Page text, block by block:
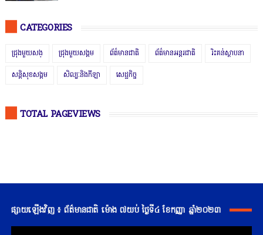
CATEGORIES
ជ្រុងមួយសង្ ជ្រុងមួយសង្គម ព័ត៌មានជាតិ ព័ត៌មានអន្តរជាតិ រិះគន់ស្ថាបនា
សន្តិសុខសង្គម សិល្បៈនិងកីឡា សេដ្ឋកិច្ច
TOTAL PAGEVIEWS
ផ្សាយឡើងវិញ ៖ ព័ត៌មានជាតិ ម៉ោង ៧យប់ ថ្ងៃទី៤ ខែកញ្ញា ឆ្នាំ២០២៣